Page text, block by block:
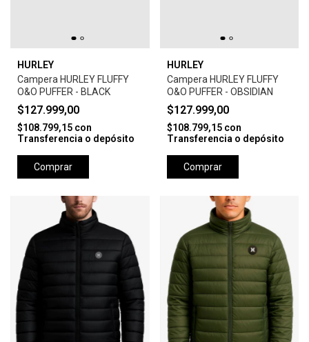
HURLEY
Campera HURLEY FLUFFY
O&O PUFFER - BLACK
$127.999,00
$108.799,15 con
Transferencia o depósito
Comprar
HURLEY
Campera HURLEY FLUFFY
O&O PUFFER - OBSIDIAN
$127.999,00
$108.799,15 con
Transferencia o depósito
Comprar